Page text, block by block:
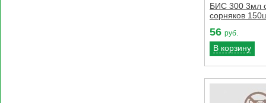
БИС 300 3мл
сорняков
56 руб.
В корзину